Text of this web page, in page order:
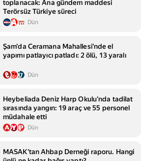
toplanacak: Ana gündem maddesi
Terörsüz Türkiye süreci
Dün
Şam'da Ceramana Mahallesi'nde el
yapımı patlayıcı patladı: 2 ölü, 13 yaralı
Dün
Heybeliada Deniz Harp Okulu'nda tadilat
sırasında yangın: 19 araç ve 55 personel
müdahale etti
Dün
MASAK'tan Ahbap Derneği raporu. Hangi